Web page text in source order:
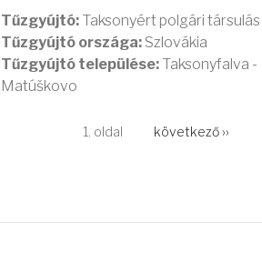
Tűzgyújtó: Taksonyért polgári társulás
Tűzgyújtó országa: Szlovákia
Tűzgyújtó települése: Taksonyfalva -
Matúškovo
1. oldal
Következő
következő ››